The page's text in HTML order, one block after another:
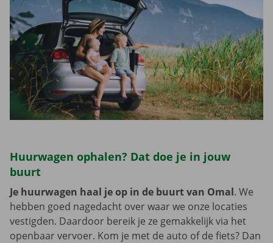
Huurwagen ophalen? Dat doe je in jouw
buurt
Je huurwagen haal je op in de buurt van Omal. We
hebben goed nagedacht over waar we onze locaties
vestigden. Daardoor bereik je ze gemakkelijk via het
openbaar vervoer. Kom je met de auto of de fiets? Dan